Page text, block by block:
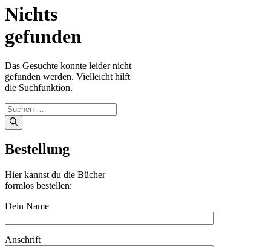
Nichts
gefunden
Das Gesuchte konnte leider nicht
gefunden werden. Vielleicht hilft
die Suchfunktion.
Suchen
nach:
Bestellung
Hier kannst du die Bücher
formlos bestellen:
Dein Name
Anschrift